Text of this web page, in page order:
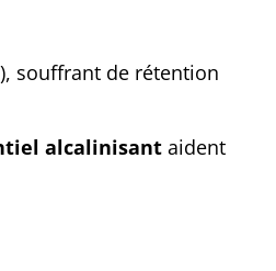
souffrant de rétention
alcalinisant aident